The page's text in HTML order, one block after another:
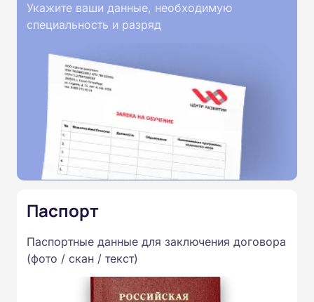
Укажите ваши данные, необходимую
специальность и разряд
Паспорт
Паспортные данные для заключения договора
(фото / скан / текст)